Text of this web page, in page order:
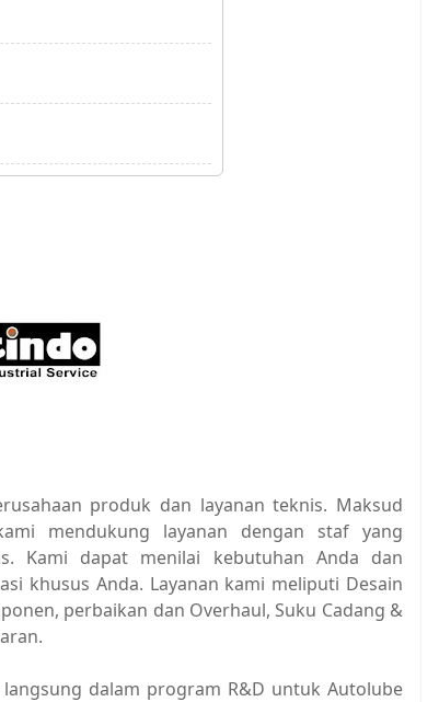
produk dan layanan teknis. Maksud
mendukung layanan dengan staf yang
Kami dapat menilai kebutuhan Anda dan
khusus Anda. Layanan kami meliputi Desain
perbaikan dan Overhaul, Suku Cadang &
dalam program R&D untuk Autolube